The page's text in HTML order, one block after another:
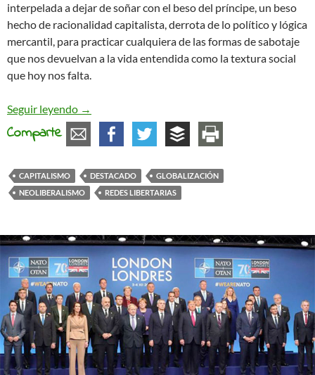
interpelada a dejar de soñar con el beso del príncipe, un beso
hecho de racionalidad capitalista, derrota de lo político y lógica
mercantil, para practicar cualquiera de las formas de sabotaje
que nos devuelvan a la vida entendida como la textura social
que hoy nos falta.
Seguir leyendo El «globo» de la globalización desde abajo
→
Comparte
CAPITALISMO DESTACADO
GLOBALIZACIÓN
NEOLIBERALISMO
REDES LIBERTARIAS